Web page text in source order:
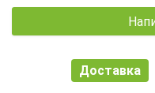
Доставка